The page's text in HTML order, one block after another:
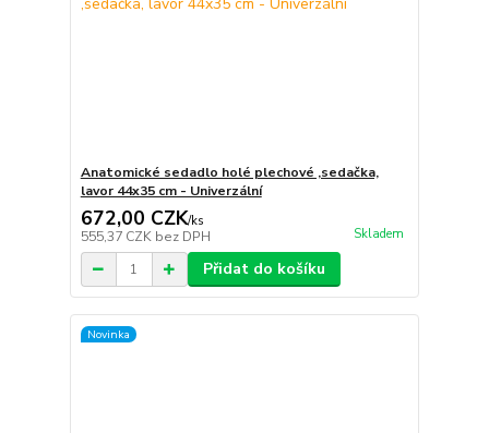
Anatomické sedadlo holé plechové ,sedačka,
lavor 44x35 cm - Univerzální
672,00 CZK/ks
555,37 CZK bez DPH Skladem
Přidat do košíku
Novinka